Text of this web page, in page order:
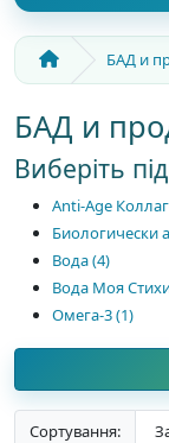
БАД и
БАД и
Виберіть
Anti-Age
Биологически
Вода (4)
Вода Моя
Омега-3 (1)
Сортування: